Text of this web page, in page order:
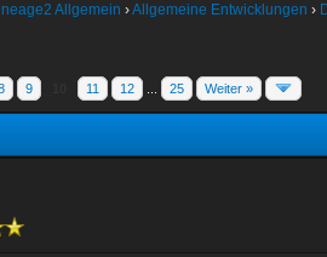
Allgemein ›Allgemeine Entwicklungen ›
9 11 12 25 Weiter »